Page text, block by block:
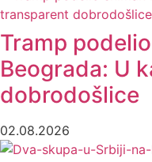
Tramp
Beograda: U
dobrodošlice
02.08.2026